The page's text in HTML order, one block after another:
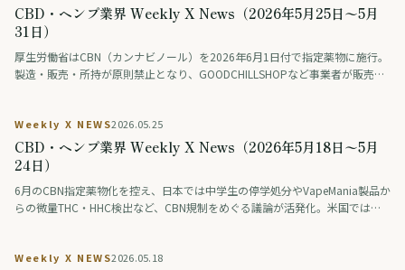
が進む。タイは医療目的限定への回帰を定着させた。国内外でカンナビノイ
ド規制の線引きが進んだ一週間を総括する。
CBD・ヘンプ業界 Weekly X News（2026年5月25日〜5月
31日）
厚生労働省はCBN（カンナビノール）を2026年6月1日付で指定薬物に施行。
製造・販売・所持が原則禁止となり、GOODCHILLSHOPなど事業者が販売終
の約95%が規制対象に。タイは医療用大麻の処方箋義務化で約7,200店舗が
閉鎖。さらにバレー男子日本代表・佐藤駿一郎選手が大麻所持容疑で逮捕、
協会は登録抹消。国内外でカンナビノイド規制の見直しが加速した一週間を
総括する。
Weekly X NEWS2026.05.25
CBD・ヘンプ業界 Weekly X News（2026年5月18日〜5月
24日）
6月のCBN指定薬物化を控え、日本では中学生の停学処分やVapeMania製品か
らの微量THC・HHC検出など、CBN規制をめぐる議論が活発化。米国では大
導入するなど、各国で規制と市場の転換期を迎えている。
Weekly X NEWS2026.05.18